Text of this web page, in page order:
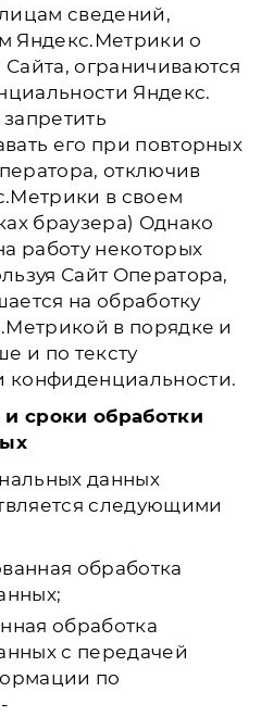
сведений,
Яндекс.Метрики о
ограничиваются
Яндекс.
его при повторных
отключив
в своем
браузера) Однако
работу некоторых
Сайт Оператора,
на обработку
в порядке и
и по тексту
конфиденциальности.
сроки обработки
данных
следующими
обработка
обработка
с передачей
по